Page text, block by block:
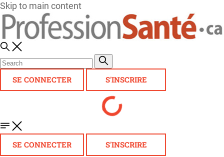
Skip to main content
SE CONNECTER S'INSCRIRE
SE CONNECTER S'INSCRIRE